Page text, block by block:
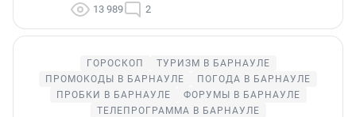
13 989 2
ГОРОСКОП
ТУРИЗМ В БАРНАУЛЕ
ПРОМОКОДЫ В БАРНАУЛЕ
ПОГОДА В БАРНАУЛЕ
ПРОБКИ В БАРНАУЛЕ
ФОРУМЫ В БАРНАУЛЕ
ТЕЛЕПРОГРАММА В БАРНАУЛЕ